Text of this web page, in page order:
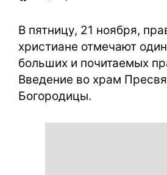
В пятницу, 21 ноября,
христиане отмечают
больших и почитаемых
Введение во храм
Богородицы.